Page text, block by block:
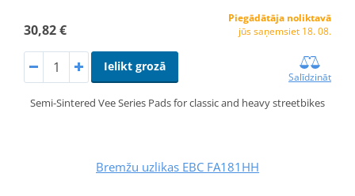
30,82 €
Piegādātāja noliktavā
jūs saņemsiet 18. 08.
Ielikt grozā
Salīdzināt
Semi-Sintered Vee Series Pads for classic and heavy streetbikes
Bremžu uzlikas EBC FA181HH